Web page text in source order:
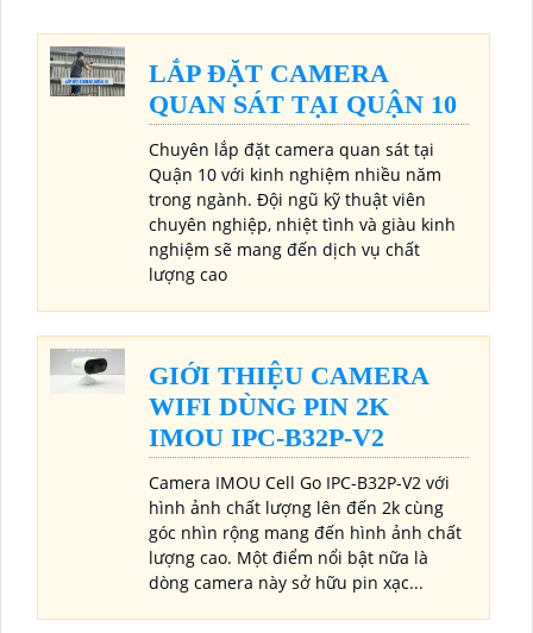
LẮP ĐẶT CAMERA
QUAN SÁT TẠI QUẬN 10
Chuyên lắp đặt camera quan sát tại
Quận 10 với kinh nghiệm nhiều năm
trong ngành. Đội ngũ kỹ thuật viên
chuyên nghiệp, nhiệt tình và giàu kinh
nghiệm sẽ mang đến dịch vụ chất
lượng cao
GIỚI THIỆU CAMERA
WIFI DÙNG PIN 2K
IMOU IPC-B32P-V2
Camera IMOU Cell Go IPC-B32P-V2 với
hình ảnh chất lượng lên đến 2k cùng
góc nhìn rộng mang đến hình ảnh chất
lượng cao. Một điểm nổi bật nữa là
dòng camera này sở hữu pin xạc...